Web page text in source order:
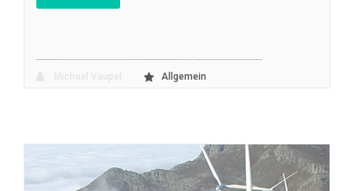
Allgemein